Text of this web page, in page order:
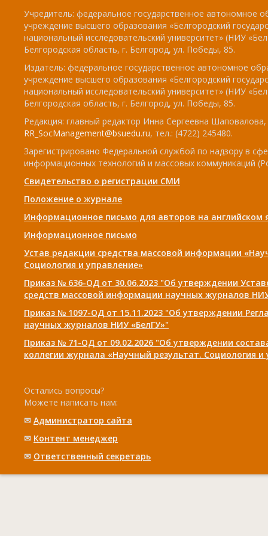
Учредитель: федеральное государственное автономное
учреждение высшего образования «Белгородский
национальный исследовательский университет» (НИУ
Белгородская область, г. Белгород, ул. Победы, 85.
Издатель: федеральное государственное автономное
учреждение высшего образования «Белгородский
национальный исследовательский университет» (НИУ
Белгородская область, г. Белгород, ул. Победы, 85.
Редакция: главный редактор Инна Сергеевна
RR_SocManagement@bsuedu.ru, тел.: (4722) 245480.
Зарегистрировано Федеральной службой по надзору в
информационных технологий и массовых коммуникаций
Свидетельство о регистрации СМИ
Положение о журнале
Информационное письмо для авторов на английском
Информационное письмо
Устав редакции средства массовой информации
Социология и управление»
Приказ № 636-ОД от 30.06.2023 "Об утверждении
средств массовой информации научных журналов
Приказ № 1097-ОД от 15.11.2023 "Об утверждении
научных журналов НИУ «БелГУ»"
Приказ № 71-ОД от 09.02.2026 "Об утверждении
коллегии журнала «Научный результат. Социология и
Остались вопросы?
Можете написать нам:
✉ Администратор сайта
✉ Контент менеджер
✉ Ответственный cекретарь